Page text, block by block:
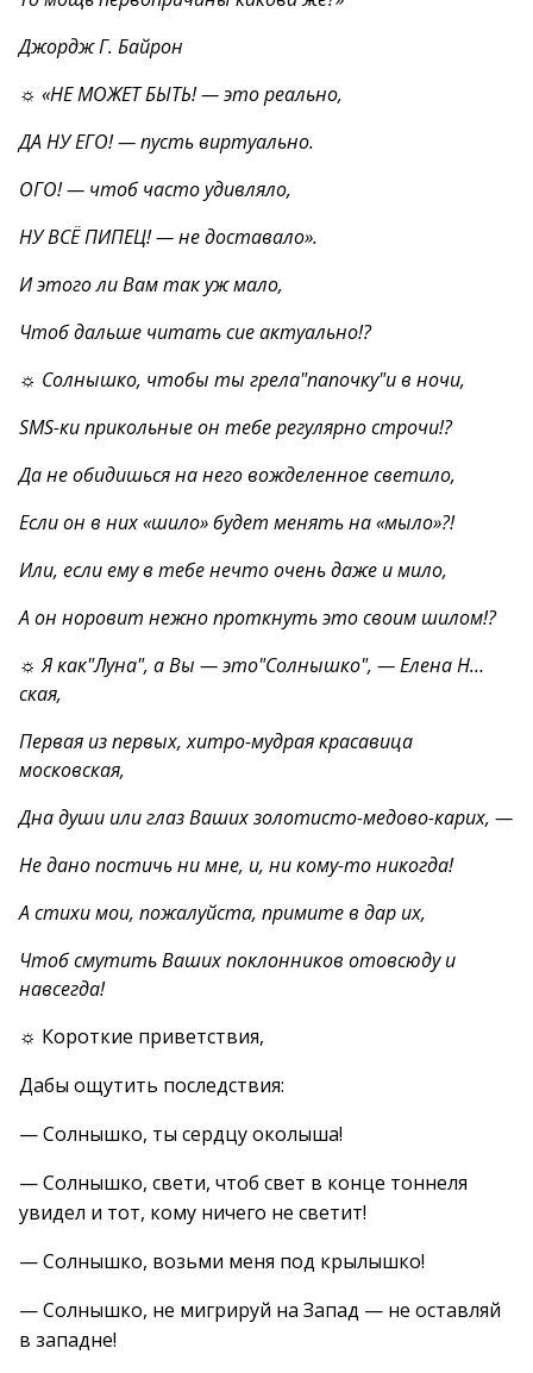
Джордж Г. Байрон
☼ «НЕ МОЖЕТ БЫТЬ! — это реально,
ДА НУ ЕГО! — пусть виртуально.
ОГО! — чтоб часто удивляло,
НУ ВСЁ ПИПЕЦ! — не доставало».
И этого ли Вам так уж мало,
Чтоб дальше читать сие актуально!?
☼ Солнышко, чтобы ты грела"папочку"и в ночи,
SMS-ки прикольные он тебе регулярно строчи!?
Да не обидишься на него вожделенное светило,
Если он в них «шило» будет менять на «мыло»?!
Или, если ему в тебе нечто очень даже и мило,
А он норовит нежно проткнуть это своим шилом!?
☼ Я как"Луна", а Вы — это"Солнышко", — Елена Н…
ская,
Первая из первых, хитро-мудрая красавица
московская,
Дна души или глаз Ваших золотисто-медово-карих, —
Не дано постичь ни мне, и, ни кому-то никогда!
А стихи мои, пожалуйста, примите в дар их,
Чтоб смутить Ваших поклонников отовсюду и
навсегда!
☼ Короткие приветствия,
Дабы ощутить последствия:
— Солнышко, ты сердцу околыша!
— Солнышко, свети, чтоб свет в конце тоннеля
увидел и тот, кому ничего не светит!
— Солнышко, возьми меня под крылышко!
— Солнышко, не мигрируй на Запад — не оставляй
в западне!